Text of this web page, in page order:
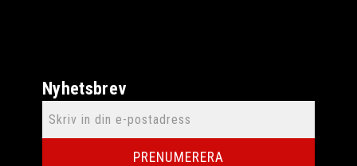
Nyhetsbrev
PRENUMERERA